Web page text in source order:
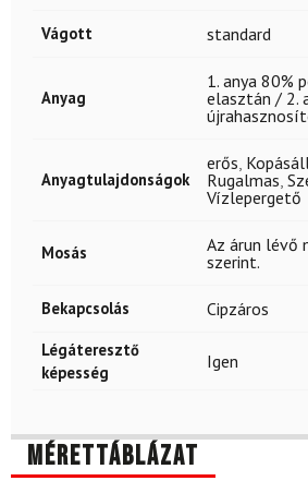
Vágott standard
Anyag
1. anya 80%
elasztán / 2.
Anyagtulajdonságok
erős,
Rugalmas,
Vízlepergető
Mosás
Az árun lévő
szerint.
Bekapcsolás Cipzáros
Légáteresztő
képesség
Igen
Mérettáblázat